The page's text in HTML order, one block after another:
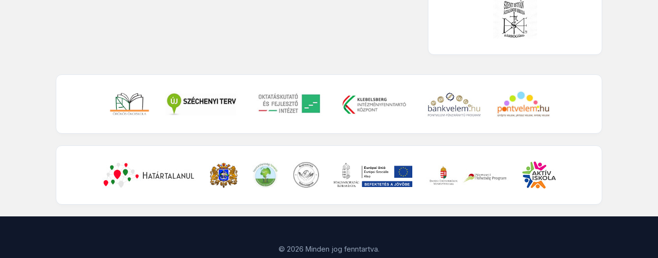
© 2026 Minden jog fenntartva.